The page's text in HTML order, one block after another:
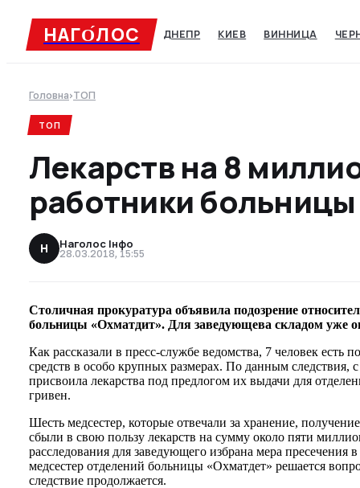
НАГО́ЛОC ДНЕПР КИЕВ ВИННИЦА
Головна›ТОП
ТОП
Лекарств на 8
работники больницы
Н Наголос Інфо
28.03.2018, 15:55
Столичная прокуратура объявила подозрение
больницы «Охматдит». Для заведующева складом уже
Как рассказали в пресс-службе ведомства, 7 человек есть
средств в особо крупных размерах. По данным
присвоила лекарства под предлогом их выдачи для
гривен.
Шесть медсестер, которые отвечали за хранение,
сбыли в свою пользу лекарств на сумму около пяти
расследования для заведующего избрана мера
медсестер отделений больницы «Охматдет» решается
следствие продолжается.